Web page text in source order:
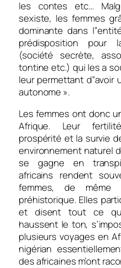
les contes etc…
sexiste, les femmes
dominante dans
prédisposition pour
(société secrète,
tontine etc.) qui les a
leur permettant d‟avoir
autonome ».
Les femmes ont donc
Afrique. Leur
prospérité et la survie
environnement naturel
se gagne en
africains rendent
femmes, de
préhistorique. Elles
et disent tout ce
haussent le ton,
plusieurs voyages en
nigérian
des africaines m’ont